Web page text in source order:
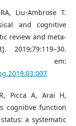
Liu-Ambrose T.
and cognitive
review and meta-
2019;79:119–30.
em:
Picca A, Arai H,
cognitive function
a systematic